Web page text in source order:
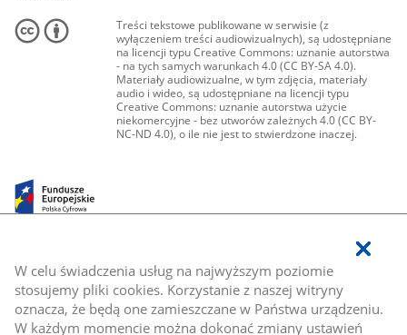
W celu świadczenia usług na najwyższym poziomie
stosujemy pliki cookies. Korzystanie z naszej witryny
oznacza, że będą one zamieszczane w Państwa urządzeniu.
W każdym momencie można dokonać zmiany ustawień
Treści tekstowe publikowane w serwisie (z
wyłączeniem treści audiowizualnych), są udostępniane
na licencji typu Creative Commons: uznanie autorstwa
- na tych samych warunkach 4.0 (CC BY-SA 4.0).
Materiały audiowizualne, w tym zdjęcia, materiały
audio i wideo, są udostępniane na licencji typu
Creative Commons: uznanie autorstwa użycie
niekomercyjne - bez utworów zależnych 4.0 (CC BY-
NC-ND 4.0), o ile nie jest to stwierdzone inaczej.